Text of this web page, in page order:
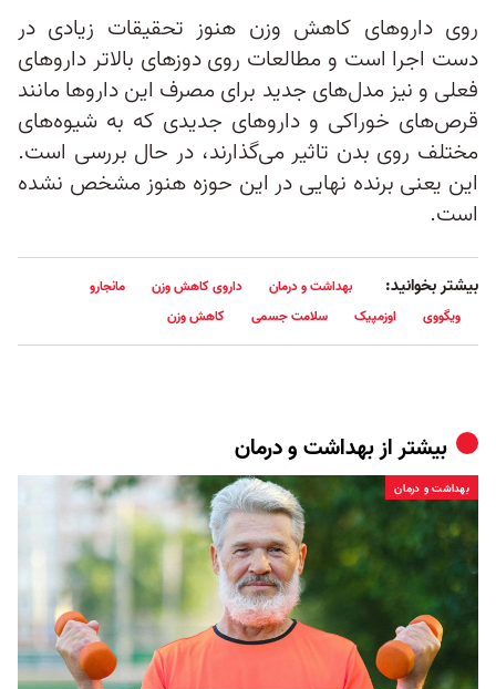
روی داروهای کاهش وزن هنوز تحقیقات زیادی در
دست اجرا است و مطالعات روی دوزهای بالاتر داروهای
فعلی و نیز مدل‌های جدید برای مصرف این داروها مانند
قرص‌های خوراکی و داروهای جدیدی که به شیوه‌های
مختلف روی بدن تاثیر می‌گذارند، در حال بررسی است.
این یعنی برنده نهایی در این حوزه هنوز مشخص نشده
است.
بیشتر بخوانید: بهداشت و درمان داروی کاهش وزن
مانجارو
ویگووی
اوزمپیک سلامت جسمی کاهش وزن
بیشتر ازبهداشت و درمان
بهداشت و درمان